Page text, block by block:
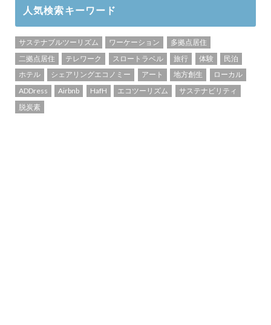
人気検索キーワード
サステナブルツーリズム ワーケーション
多拠点居住
二拠点居住
テレワーク スロートラベル 旅行 体験
民泊
ホテル
シェアリングエコノミー アート 地方創生
ローカル
ADDress
Airbnb HafH エコツーリズム
サステナビリティ
脱炭素